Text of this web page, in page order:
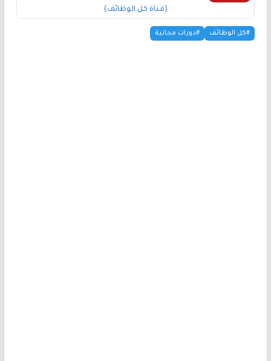
(قناة كل الوظائف)
#كل الوظائف #دورات مجانية